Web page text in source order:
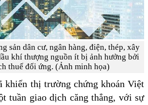
sản dân cư, ngân hàng, điện, thép, xây
khí thượng nguồn ít bị ảnh hưởng bởi
thuế đối ứng. (Ảnh minh họa)
khiến thị trường chứng khoán Việt
tuần giao dịch căng thẳng, với sự